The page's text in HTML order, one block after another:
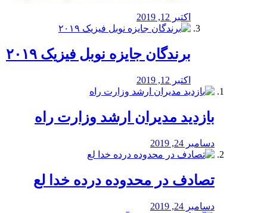
اکتبر 12, 2019
برندگان جایزه نوبل فیزیک ۲۰۱۹
اکتبر 12, 2019
بازدید مدیران ارشد وزارت راه
دسامبر 24, 2019
تصادف در محدوده درده خدا لع
دسامبر 24, 2019